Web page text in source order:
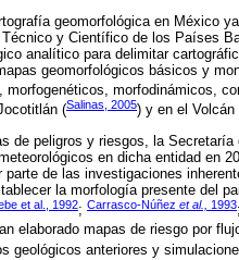
geomorfológica en México
y Científico de los Países
analítico para delimitar
geomorfológicos básicos y
morfogenéticos, morfodinámicos,
(Salinas, 2005) y en el Volcán
de peligros y riesgos, la
en dicha entidad en
de las investigaciones
la morfología presente del
et al., 1992; Carrasco-Núñez et al., 1993;
elaborado mapas de riesgo por
geológicos anteriores y